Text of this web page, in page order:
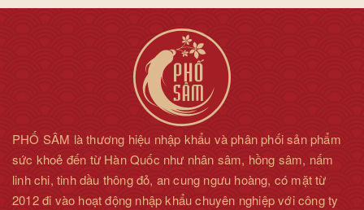
Đối tượng sử dụng
PHỐ SÂM là thương hiệu nhập khẩu và phân phối sản phẩm
sức khoẻ đến từ Hàn Quốc như nhân sâm, hồng sâm, nấm
linh chi, tinh dầu thông đỏ, an cung ngưu hoàng, có mặt từ
2012 đi vào hoạt động nhập khẩu chuyên nghiệp với công ty